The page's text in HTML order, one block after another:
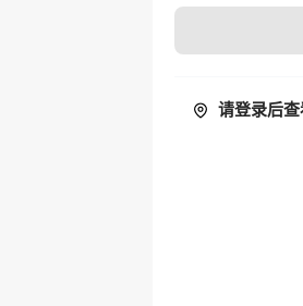
请登录后